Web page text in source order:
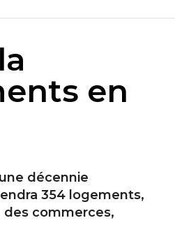
en
décennie
354 logements,
des commerces,